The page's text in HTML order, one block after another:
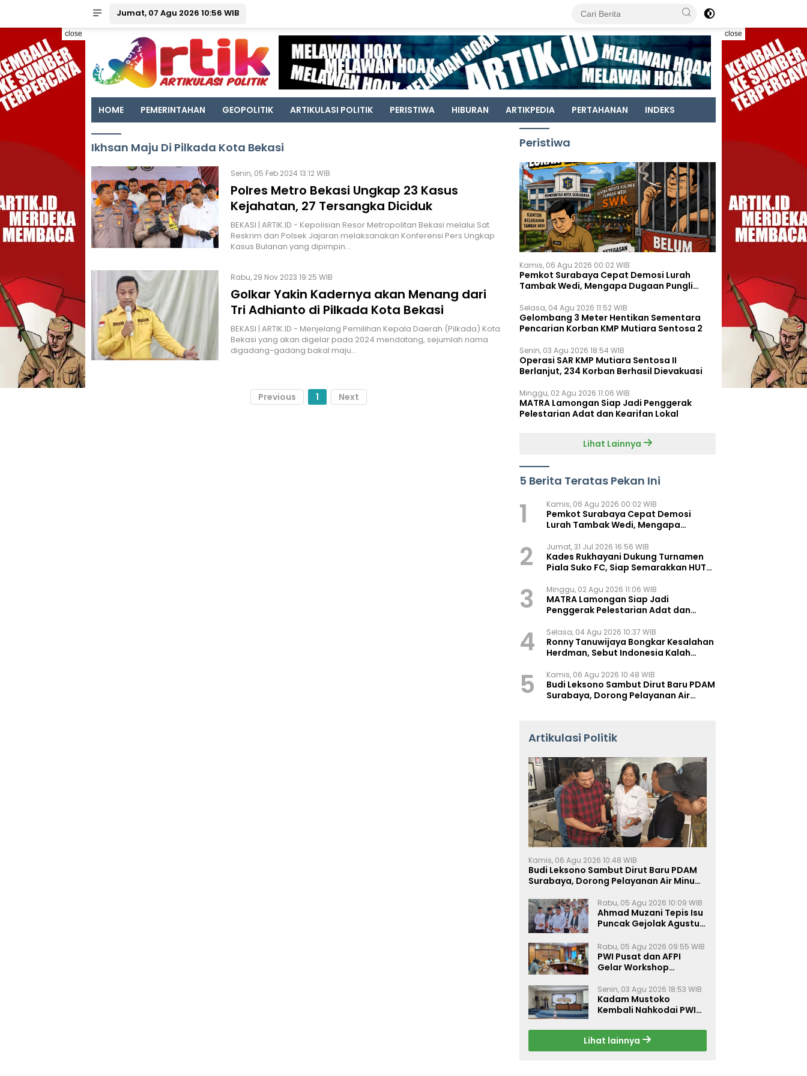
Jumat, 07 Agu 2026 10:56 WIB
close close
HOME PEMERINTAHAN GEOPOLITIK ARTIKULASI POLITIK PERISTIWA HIBURAN ARTIKPEDIA PERTAHANAN INDEKS
Ikhsan Maju Di Pilkada Kota Bekasi
Senin, 05 Feb 2024 13:12 WIB
Polres Metro Bekasi Ungkap 23 Kasus
Kejahatan, 27 Tersangka Diciduk
BEKASI | ARTIK.ID - Kepolisian Resor Metropolitan Bekasi melalui Sat
Reskrim dan Polsek Jajaran melaksanakan Konferensi Pers Ungkap
Kasus Bulanan yang dipimpin…
Rabu, 29 Nov 2023 19:25 WIB
Golkar Yakin Kadernya akan Menang dari
Tri Adhianto di Pilkada Kota Bekasi
BEKASI | ARTIK.ID - Menjelang Pemilihan Kepala Daerah (Pilkada) Kota
Bekasi yang akan digelar pada 2024 mendatang, sejumlah nama
digadang-gadang bakal maju…
Previous 1 Next
Peristiwa
Kamis, 06 Agu 2026 00:02 WIB
Pemkot Surabaya Cepat Demosi Lurah
Tambak Wedi, Mengapa Dugaan Pungli
Selasa, 04 Agu 2026 11:52 WIB
Gelombang 3 Meter Hentikan Sementara
Pencarian Korban KMP Mutiara Sentosa 2
Senin, 03 Agu 2026 18:54 WIB
Operasi SAR KMP Mutiara Sentosa II
Berlanjut, 234 Korban Berhasil Dievakuasi
Minggu, 02 Agu 2026 11:06 WIB
MATRA Lamongan Siap Jadi Penggerak
Pelestarian Adat dan Kearifan Lokal
Lihat Lainnya
5 Berita Teratas Pekan Ini
1 Kamis, 06 Agu 2026 00:02 WIB
Pemkot Surabaya Cepat Demosi
Lurah Tambak Wedi, Mengapa
2 Jumat, 31 Jul 2026 16:56 WIB
Kades Rukhayani Dukung Turnamen
Piala Suko FC, Siap Semarakkan HUT
3 Minggu, 02 Agu 2026 11:06 WIB
MATRA Lamongan Siap Jadi
Penggerak Pelestarian Adat dan
4 Selasa, 04 Agu 2026 10:37 WIB
Ronny Tanuwijaya Bongkar Kesalahan
Herdman, Sebut Indonesia Kalah
5 Kamis, 06 Agu 2026 10:48 WIB
Budi Leksono Sambut Dirut Baru PDAM
Surabaya, Dorong Pelayanan Air
Artikulasi Politik
Kamis, 06 Agu 2026 10:48 WIB
Budi Leksono Sambut Dirut Baru PDAM
Surabaya, Dorong Pelayanan Air Minum
Rabu, 05 Agu 2026 10:09 WIB
Ahmad Muzani Tepis Isu
Puncak Gejolak Agustus
Perkuat Persatuan
Rabu, 05 Agu 2026 09:55 WIB
PWI Pusat dan AFPI
Gelar Workshop
Inklusi Keuangan, dan
Perlindungan Publik
Senin, 03 Agu 2026 18:53 WIB
Kadam Mustoko
Kembali Nahkodai PWI
Harap Sinergi Antar
Daerah Kian Kuat
Lihat lainnya